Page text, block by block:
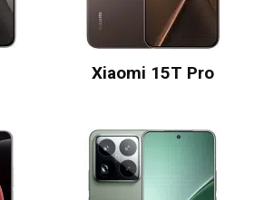
Xiaomi 15T Pro